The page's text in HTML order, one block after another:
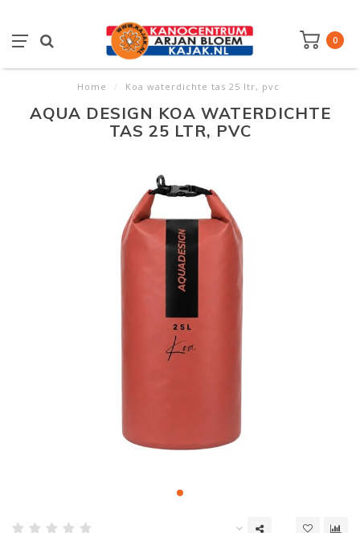
0
Home / Koa waterdichte tas 25 ltr, pvc
AQUA DESIGN KOA WATERDICHTE
TAS 25 LTR, PVC